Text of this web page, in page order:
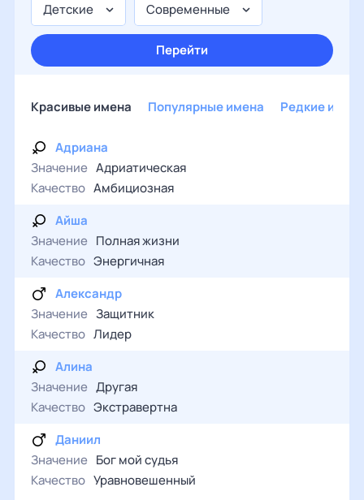
Детские Современные
Перейти
Красивые имена Популярные имена Редкие
Адриана
Значение Адриатическая
Качество Амбициозная
Айша
Значение Полная жизни
Качество Энергичная
Александр
Значение Защитник
Качество Лидер
Алина
Значение Другая
Качество Экстравертна
Даниил
Значение Бог мой судья
Качество Уравновешенный